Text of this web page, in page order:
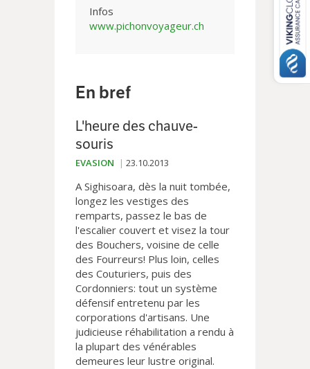
Infos
www.pichonvoyageur.ch
En bref
L'heure des chauve-
souris
EVASION 23.10.2013
A Sighisoara, dès la nuit tombée,
longez les vestiges des
remparts, passez le bas de
l'escalier couvert et visez la tour
des Bouchers, voisine de celle
des Fourreurs! Plus loin, celles
des Couturiers, puis des
Cordonniers: tout un système
défensif entretenu par les
corporations d'artisans. Une
judicieuse réhabilitation a rendu à
la plupart des vénérables
demeures leur lustre original.